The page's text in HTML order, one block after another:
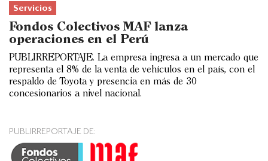
Legal y Política
Eventos
Blogs
Ranking CEO
Servicios
Fondos Colectivos MAF lanza
operaciones en el Perú
PUBLIRREPORTAJE. La empresa ingresa a un mercado que
representa el 8% de la venta de vehículos en el país, con el
respaldo de Toyota y presencia en más de 30
concesionarios a nivel nacional.
PUBLIRREPORTAJE DE: